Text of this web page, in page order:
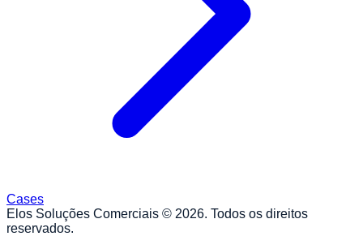
Cases
Elos Soluções Comerciais © 2026. Todos os direitos
reservados.